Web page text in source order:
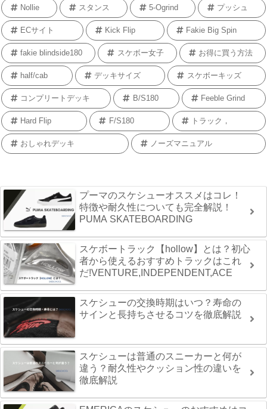
Nollie スタンス 5-Ogrind プッシュ
ECサイト Kick Flip Fakie Big Spin
fakie blindside180 スケボー女子 お得に買う方法
half/cab デッキサイズ スケボーキッズ
コンプリートデッキ B/S180 Feeble Grind
Hard Flip F/S180 トラック，
おしゃれデッキ ノーズマニュアル
プーマのスケシューオススメはコレ！
特徴や耐久性についても完全解説！
PUMA SKATEBOARDING
スケボートラック【hollow】とは？初心
者から使えるおすすめトラックはこれ
だ!VENTURE,INDEPENDENT,ACE
スケシューの交換時期はいつ？寿命の
サインと長持ちさせるコツを徹底解説
スケシューは普通のスニーカーと何が
違う？耐久性やクッション性の違いを
徹底解説